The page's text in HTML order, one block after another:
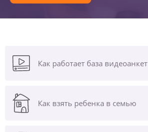
Как работает база видеоанкет
Как взять ребенка в семью